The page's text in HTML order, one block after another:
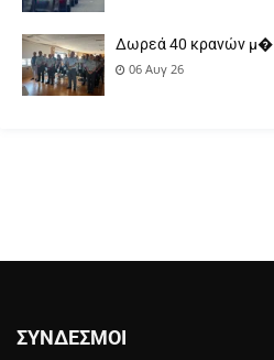
Δωρεά 40 κρανών μ�
06 Αυγ 26
ΣΎΝΔΕΣΜΟΙ